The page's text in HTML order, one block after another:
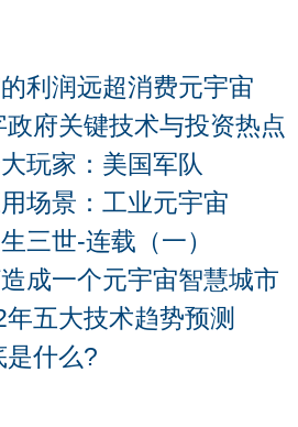
利润远超消费元宇宙
府关键技术与投资热点
玩家：美国军队
场景：工业元宇宙
三世-连载（一）
成一个元宇宙智慧城市
五大技术趋势预测
什么?